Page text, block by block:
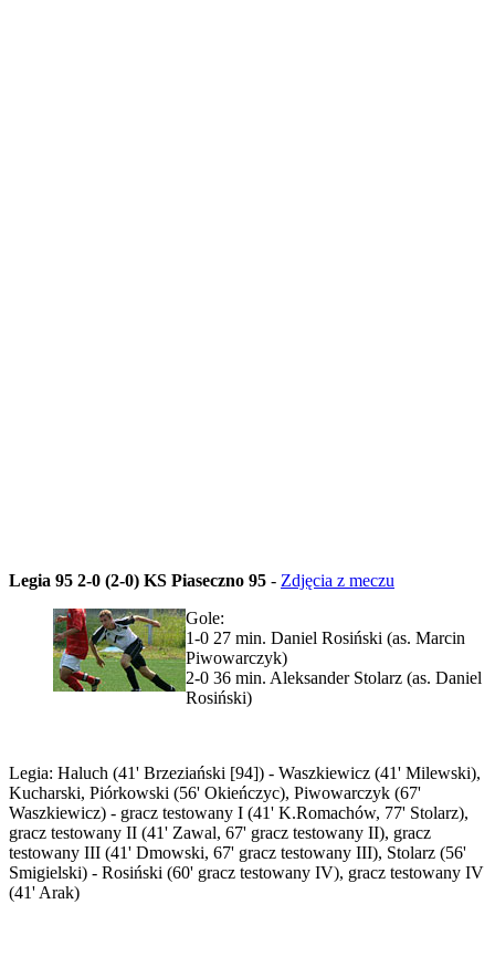
Legia 95 2-0 (2-0) KS Piaseczno 95 - Zdjęcia z meczu
Gole:
1-0 27 min. Daniel Rosiński (as. Marcin
Piwowarczyk)
2-0 36 min. Aleksander Stolarz (as. Daniel
Rosiński)
Legia: Haluch (41' Brzeziański [94]) - Waszkiewicz (41' Milewski),
Kucharski, Piórkowski (56' Okieńczyc), Piwowarczyk (67'
Waszkiewicz) - gracz testowany I (41' K.Romachów, 77' Stolarz),
gracz testowany II (41' Zawal, 67' gracz testowany II), gracz
testowany III (41' Dmowski, 67' gracz testowany III), Stolarz (56'
Smigielski) - Rosiński (60' gracz testowany IV), gracz testowany IV
(41' Arak)